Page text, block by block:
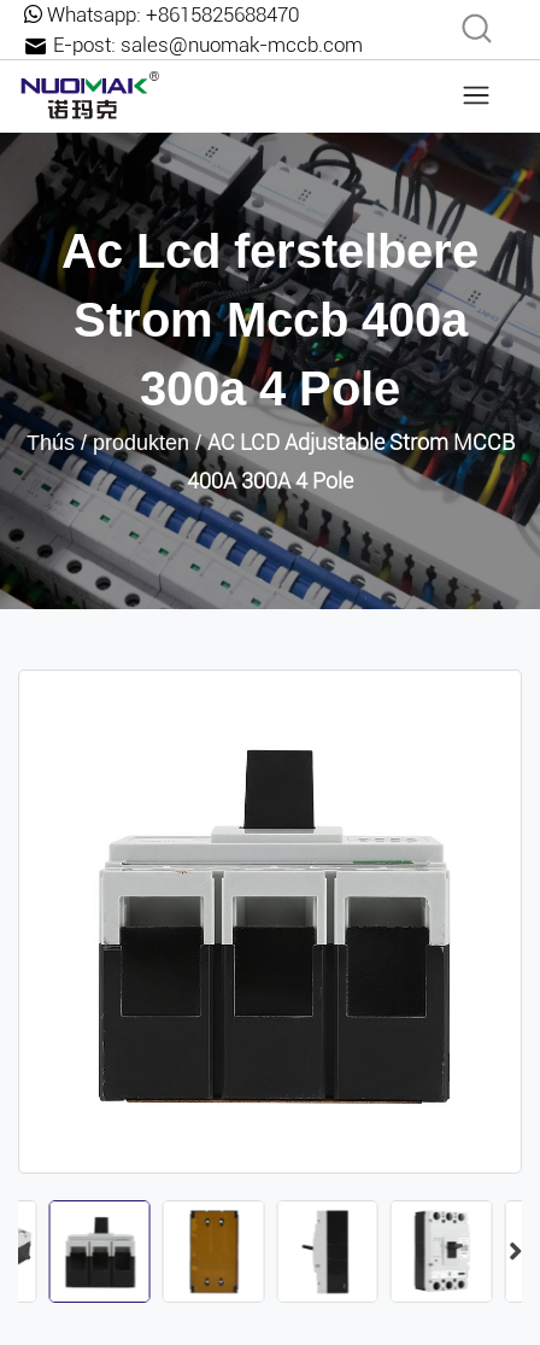
Whatsapp: +8615825688470
E-post: sales@nuomak-mccb.com
Ac Lcd ferstelbere
Strom Mccb 400a
300a 4 Pole
Thús/produkten/AC LCD Adjustable Strom MCCB
400A 300A 4 Pole